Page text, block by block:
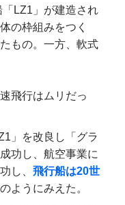
LZ1」が建造され
の枠組みをつく
もの。一方、軟式
飛行はムリだっ
」を改良し「グラ
功し、航空事業に
し、 飛行船は20世
ようにみえた。